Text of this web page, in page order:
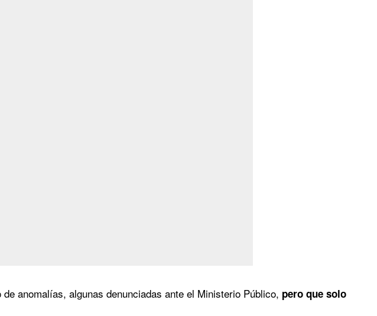
anomalías, algunas denunciadas ante el Ministerio Público, pero que solo